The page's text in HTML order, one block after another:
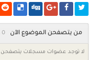
من يتصفحن الموضوع الآن 0 عضوات متواجدات الآن
لا توجد عضوات مسجلات